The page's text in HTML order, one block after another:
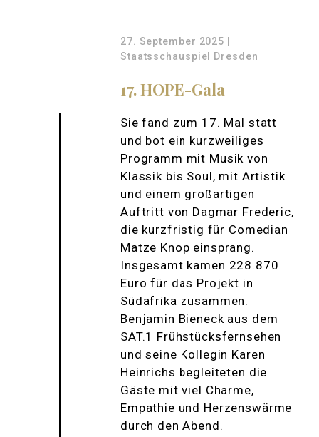
27. September 2025 |
Staatsschauspiel Dresden
17. HOPE-Gala
Sie fand zum 17. Mal statt
und bot ein kurzweiliges
Programm mit Musik von
Klassik bis Soul, mit Artistik
und einem großartigen
Auftritt von Dagmar Frederic,
die kurzfristig für Comedian
Matze Knop einsprang.
Insgesamt kamen 228.870
Euro für das Projekt in
Südafrika zusammen.
Benjamin Bieneck aus dem
SAT.1 Frühstücksfernsehen
und seine Kollegin Karen
Heinrichs begleiteten die
Gäste mit viel Charme,
Empathie und Herzenswärme
durch den Abend.